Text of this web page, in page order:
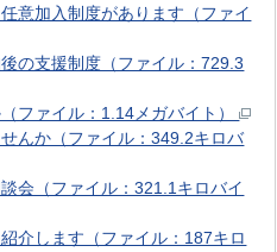
意加入制度があります（ファイ
の支援制度（ファイル：729.3
ファイル：1.14メガバイト）
んか（ファイル：349.2キロバ
会（ファイル：321.1キロバイ
介します（ファイル：187キロ